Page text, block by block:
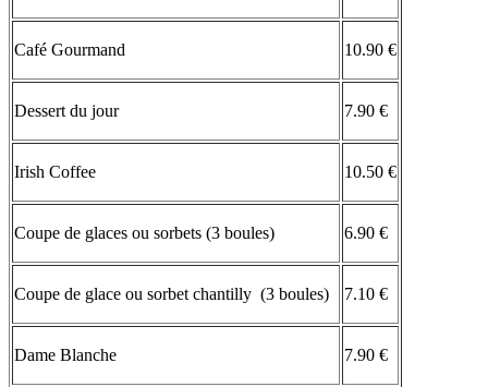
Café Gourmand 10.90 €
Dessert du jour 7.90 €
Irish Coffee 10.50 €
Coupe de glaces ou sorbets (3 boules) 6.90 €
Coupe de glace ou sorbet chantilly (3 boules) 7.10 €
Dame Blanche 7.90 €